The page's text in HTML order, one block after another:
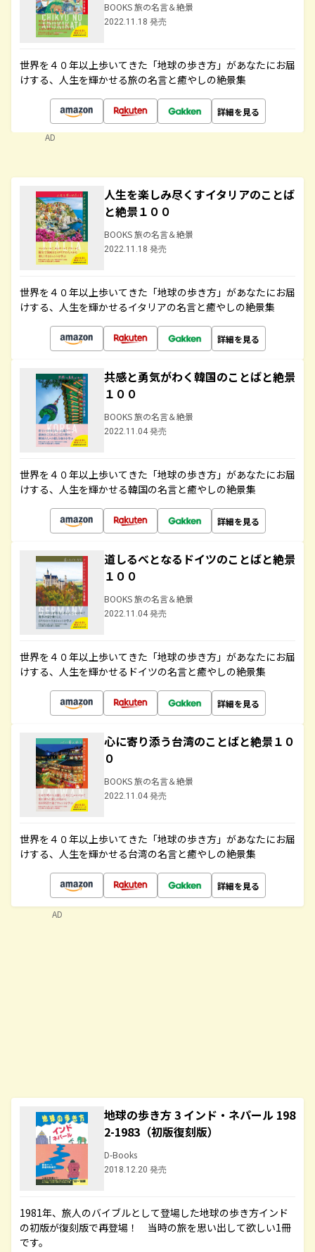
BOOKS 旅の名言＆絶景
2022.11.18 発売
世界を４０年以上歩いてきた「地球の歩き方」があなたにお届
けする、人生を輝かせる旅の名言と癒やしの絶景集
詳細を見る
AD
人生を楽しみ尽くすイタリアのことば
と絶景１００
BOOKS 旅の名言＆絶景
2022.11.18 発売
世界を４０年以上歩いてきた「地球の歩き方」があなたにお届
けする、人生を輝かせるイタリアの名言と癒やしの絶景集
詳細を見る
共感と勇気がわく韓国のことばと絶景
１００
BOOKS 旅の名言＆絶景
2022.11.04 発売
世界を４０年以上歩いてきた「地球の歩き方」があなたにお届
けする、人生を輝かせる韓国の名言と癒やしの絶景集
詳細を見る
道しるべとなるドイツのことばと絶景
１００
BOOKS 旅の名言＆絶景
2022.11.04 発売
世界を４０年以上歩いてきた「地球の歩き方」があなたにお届
けする、人生を輝かせるドイツの名言と癒やしの絶景集
詳細を見る
心に寄り添う台湾のことばと絶景１０
０
BOOKS 旅の名言＆絶景
2022.11.04 発売
世界を４０年以上歩いてきた「地球の歩き方」があなたにお届
けする、人生を輝かせる台湾の名言と癒やしの絶景集
詳細を見る
地球の歩き方 3 インド・ネパール 198
2-1983（初版復刻版）
D-Books
2018.12.20 発売
1981年、旅人のバイブルとして登場した地球の歩き方インド
の初版が復刻版で再登場！ 当時の旅を思い出して欲しい1冊
です。
AD